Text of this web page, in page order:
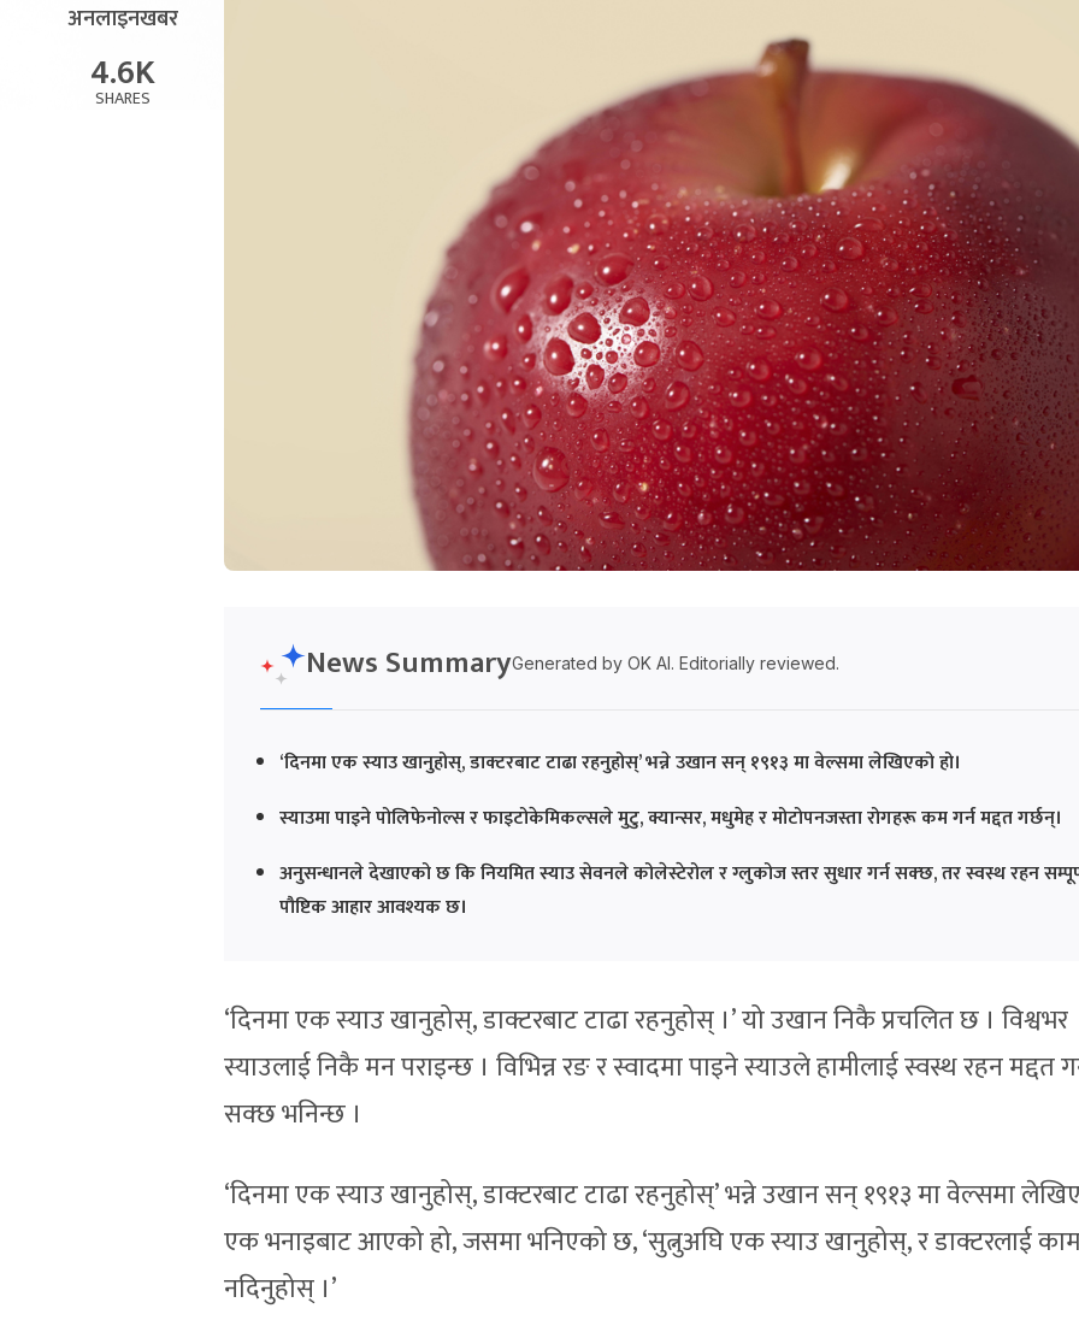
अनलाइनखबर
4.6K
SHARES
News SummaryGenerated by OK AI. Editorially reviewed.
‘दिनमा एक स्याउ खानुहोस्, डाक्टरबाट टाढा रहनुहोस्’ भन्ने उखान सन् १९१३ मा वेल्समा लेखिएको हो।
स्याउमा पाइने पोलिफेनोल्स र फाइटोकेमिकल्सले मुटु, क्यान्सर, मधुमेह र मोटोपनजस्ता रोगहरू कम गर्न मद्दत गर्छन्।
अनुसन्धानले देखाएको छ कि नियमित स्याउ सेवनले कोलेस्टेरोल र ग्लुकोज स्तर सुधार गर्न सक्छ, तर स्वस्थ रहन
पौष्टिक आहार आवश्यक छ।
‘दिनमा एक स्याउ खानुहोस्, डाक्टरबाट टाढा रहनुहोस् ।’ यो उखान निकै प्रचलित छ । विश्वभर
स्याउलाई निकै मन पराइन्छ । विभिन्न रङ र स्वादमा पाइने स्याउले हामीलाई स्वस्थ रहन मद्दत
सक्छ भनिन्छ ।
‘दिनमा एक स्याउ खानुहोस्, डाक्टरबाट टाढा रहनुहोस्’ भन्ने उखान सन् १९१३ मा वेल्समा
एक भनाइबाट आएको हो, जसमा भनिएको छ, ‘सुत्नुअघि एक स्याउ खानुहोस्, र डाक्टरलाई
नदिनुहोस् ।’